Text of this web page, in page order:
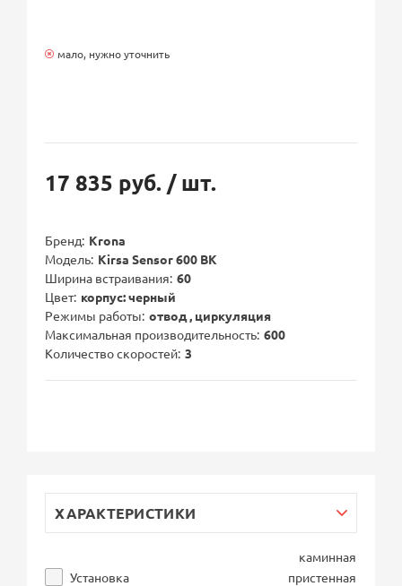
мало, нужно уточнить
17 835 руб. / шт.
Бренд Krona
Модель Kirsa Sensor 600 BK
Ширина встраивания 60
Цвет корпус: черный
Режимы работы отвод , циркуляция
Максимальная производительность 600
Количество скоростей 3
ХАРАКТЕРИСТИКИ
Установка
каминная
пристенная